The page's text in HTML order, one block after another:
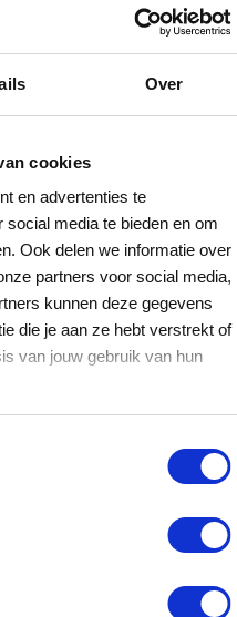
Over
cookies
en advertenties te
media te bieden en om
Ook delen we informatie over
partners voor social media,
kunnen deze gegevens
die je aan ze hebt verstrekt of
van jouw gebruik van hun
besteden?
je VVV
geldig?
VVV cadeaukaart